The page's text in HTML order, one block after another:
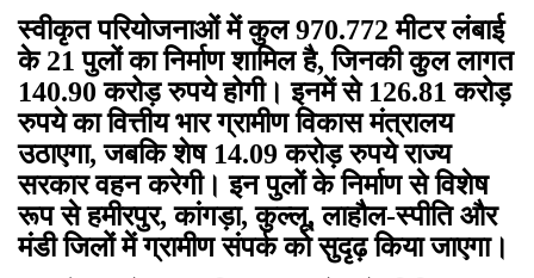
स्वीकृत परियोजनाओं में कुल 970.772 मीटर लंबाई
के 21 पुलों का निर्माण शामिल है, जिनकी कुल लागत
140.90 करोड़ रुपये होगी। इनमें से 126.81 करोड़
रुपये का वित्तीय भार ग्रामीण विकास मंत्रालय
उठाएगा, जबकि शेष 14.09 करोड़ रुपये राज्य
सरकार वहन करेगी। इन पुलों के निर्माण से विशेष
रूप से हमीरपुर, कांगड़ा, कुल्लू, लाहौल-स्पीति और
मंडी जिलों में ग्रामीण संपर्क को सुदृढ़ किया जाएगा।